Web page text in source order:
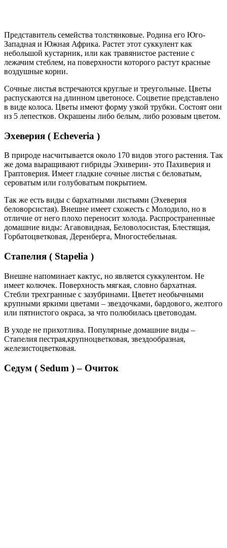
Представитель семейства толстянковые. Родина его Юго-
Западная и Южная Африка. Растет этот суккулент как
небольшой кустарник, или как травянистое растение с
лежачим стеблем, на поверхности которого растут красные
воздушные корни.
Сочные листья встречаются круглые и треугольные. Цветы
распускаются на длинном цветоносе. Соцветие представлено
в виде колоса. Цветы имеют форму узкой трубки. Состоят они
из 5 лепестков. Окрашены либо белым, либо розовым цветом.
Эхеверия ( Echeveria )
В природе насчитывается около 170 видов этого растения. Так
же дома выращивают гибриды Эхиверии- это Пахиверия и
Граптоверия. Имеет гладкие сочные листья с беловатым,
сероватым или голубоватым покрытием.
Так же есть виды с бархатными листьями (Эхеверия
беловорсистая). Внешне имеет схожесть с Молодило, но в
отличие от него плохо переносит холода. Распространенные
домашние виды: Агавовидная, Беловолосистая, Блестящая,
Горбатоцветковая, Деренберга, Многостебельная.
Стапелия ( Stapelia )
Внешне напоминает кактус, но является суккулентом. Не
имеет колючек. Поверхность мягкая, словно бархатная.
Стебли трехгранные с зазубринами. Цветет необычными
крупными яркими цветами – звездочками, бардового, желтого
или пятнистого окраса, за что полюбилась цветоводам.
В уходе не прихотлива. Популярные домашние виды –
Стапелия пестрая,крупноцветковая, звездообразная,
железистоцветковая.
Седум ( Sedum ) – Очиток